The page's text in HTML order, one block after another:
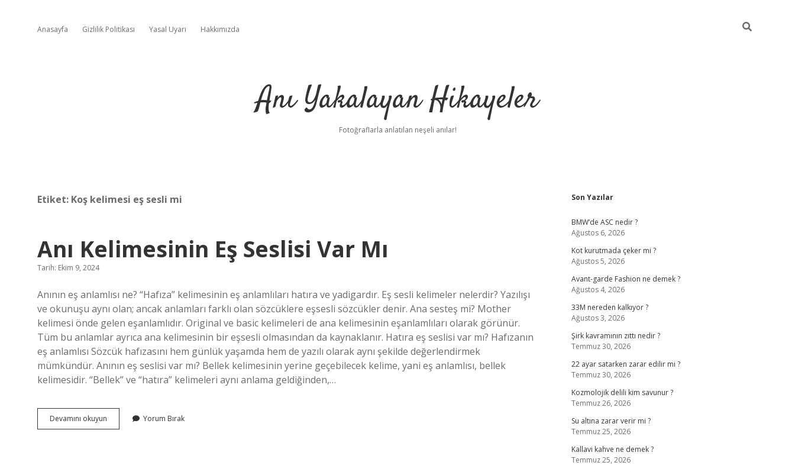
Anasayfa Gizlilik Politikası Yasal Uyarı Hakkımızda
Anı Yakalayan Hikayeler
Fotoğraflarla anlatılan neşeli anılar!
Etiket: Koş kelimesi eş sesli mi
Anı Kelimesinin Eş Seslisi Var Mı
Tarih: Ekim 9, 2024
Anının eş anlamlısı ne? “Hafıza” kelimesinin eş anlamlıları hatıra ve yadigardır. Eş sesli kelimeler nelerdir? Yazılışı
ve okunuşu aynı olan; ancak anlamları farklı olan sözcüklere eşsesli sözcükler denir. Ana sesteş mi? Mother
kelimesi önde gelen eşanlamlıdır. Original ve basic kelimeleri de ana kelimesinin eşanlamlıları olarak görünür.
Tüm bu anlamlar ayrıca ana kelimesinin bir eşsesli olmasından da kaynaklanır. Hatıra eş seslisi var mı? Hafızanın
eş anlamlısı Sözcük hafızasını hem günlük yaşamda hem de yazılı olarak aynı şekilde değerlendirmek
mümkündür. Anının eş seslisi var mı? Bellek kelimesinin yerine geçebilecek kelime, yani eş anlamlısı, bellek
kelimesidir. “Bellek” ve “hatıra” kelimeleri aynı anlama geldiğinden,…
Devamını okuyun
Kelimesinin
Yorum Bırak
Sidebar
Son Yazılar
BMW’de ASC nedir ?
Ağustos 6, 2026
Kot kurutmada çeker mi ?
Ağustos 5, 2026
Avant-garde Fashion ne demek ?
Ağustos 4, 2026
33M nereden kalkıyor ?
Ağustos 3, 2026
Şirk kavramının zıttı nedir ?
Temmuz 30, 2026
22 ayar satarken zarar edilir mi ?
Temmuz 30, 2026
Kozmolojik delili kim savunur ?
Temmuz 26, 2026
Su altına zarar verir mi ?
Temmuz 25, 2026
Kallavi kahve ne demek ?
Temmuz 25, 2026